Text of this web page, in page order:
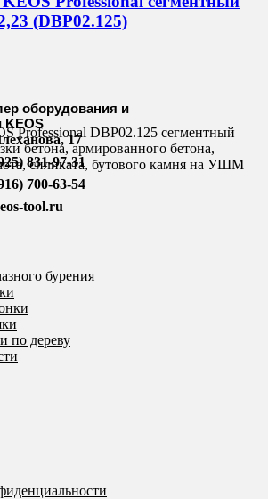
(DBP02.125)
Professional DBP02.125 сегментный
бетона, армированного бетона,
силиката, бутового камня на УШМ
оборудования и
KEOS
17
831-97-31
700-63-54
tool.ru
бурения
по дереву